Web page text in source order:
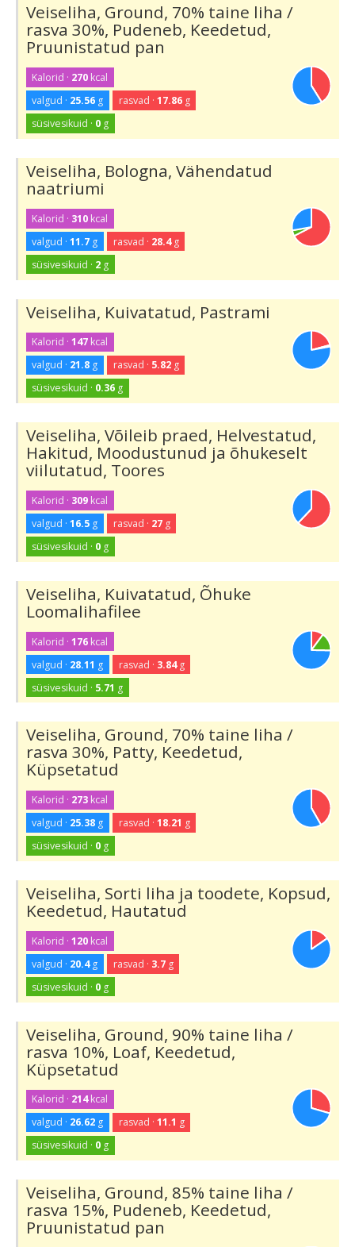
Veiseliha, Ground, 70% taine liha /
rasva 30%, Pudeneb, Keedetud,
Pruunistatud pan
Kalorid · 270 kcal
valgud · 25.56 g rasvad · 17.86g
süsivesikuid · 0 g
Veiseliha, Bologna, Vähendatud
naatriumi
Kalorid · 310 kcal
valgud ·11.7 g rasvad · 28.4g
süsivesikuid · 2 g
Veiseliha, Kuivatatud, Pastrami
Kalorid ·147 kcal
valgud · 21.8 g rasvad · 5.82g
süsivesikuid · 0.36 g
Veiseliha, Võileib praed, Helvestatud,
Hakitud, Moodustunud ja õhukeselt
viilutatud, Toores
Kalorid · 309 kcal
valgud ·16.5 g rasvad · 27g
süsivesikuid · 0 g
Veiseliha, Kuivatatud, Õhuke
Loomalihafilee
Kalorid ·176 kcal
valgud · 28.11 g rasvad · 3.84g
süsivesikuid · 5.71 g
Veiseliha, Ground, 70% taine liha /
rasva 30%, Patty, Keedetud,
Küpsetatud
Kalorid · 273 kcal
valgud · 25.38 g rasvad · 18.21 g
süsivesikuid · 0 g
Veiseliha, Sorti liha ja toodete, Kopsud,
Keedetud, Hautatud
Kalorid ·120 kcal
valgud · 20.4g rasvad · 3.7g
süsivesikuid · 0 g
Veiseliha, Ground, 90% taine liha /
rasva 10%, Loaf, Keedetud,
Küpsetatud
Kalorid · 214kcal
valgud · 26.62 g rasvad · 11.1 g
süsivesikuid · 0 g
Veiseliha, Ground, 85% taine liha /
rasva 15%, Pudeneb, Keedetud,
Pruunistatud pan